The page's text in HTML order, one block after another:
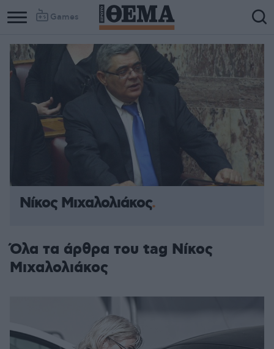
Games
Νίκος Μιχαλολιάκος
Όλα τα άρθρα του tag Νίκος
Μιχαλολιάκος